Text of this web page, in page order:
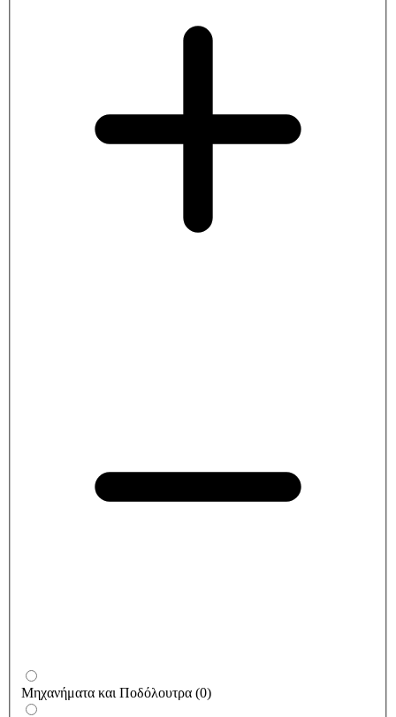
Μηχανήματα και Ποδόλουτρα (0)